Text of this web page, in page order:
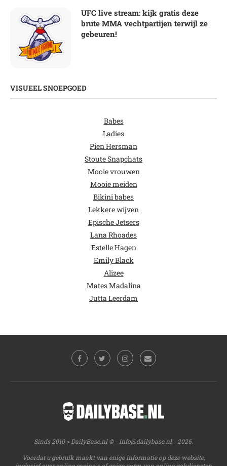
UFC live stream: kijk gratis deze
brute MMA vechtpartijen terwijl ze
gebeuren!
VISUEEL SNOEPGOED
Babes
Ladies
Pien Hersman
Stoute Snapchats
Mooie vrouwen
Mooie meiden
Bikini babes
Lekkere wijven
Epische Jetsers
Lana Rhoades
Estelle Hagen
Emily Black
Alizee
Mates Madalina
Jutta Leerdam
Sinds 2010 > DailyBase.nl © - info@dailybase.nl- 2026.
Voordat u gebruik maakt van enige informatie op deze website,